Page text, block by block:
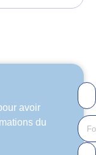
avoir
du